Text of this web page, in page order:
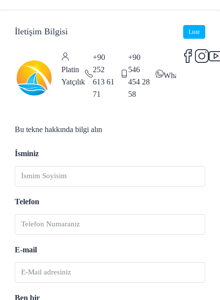
İletişim Bilgisi Liste
Platin
Yatçılık
+90
252
613 61
71
+90
546
454 28
58
WhatsApp
Bu tekne hakkında bilgi alın
İsminiz
Telefon
E-mail
Ben bir